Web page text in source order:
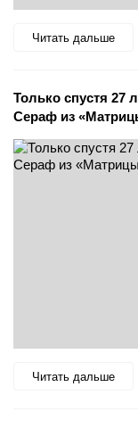
Читать дальше
Только спустя 27
Сераф из
Читать дальше